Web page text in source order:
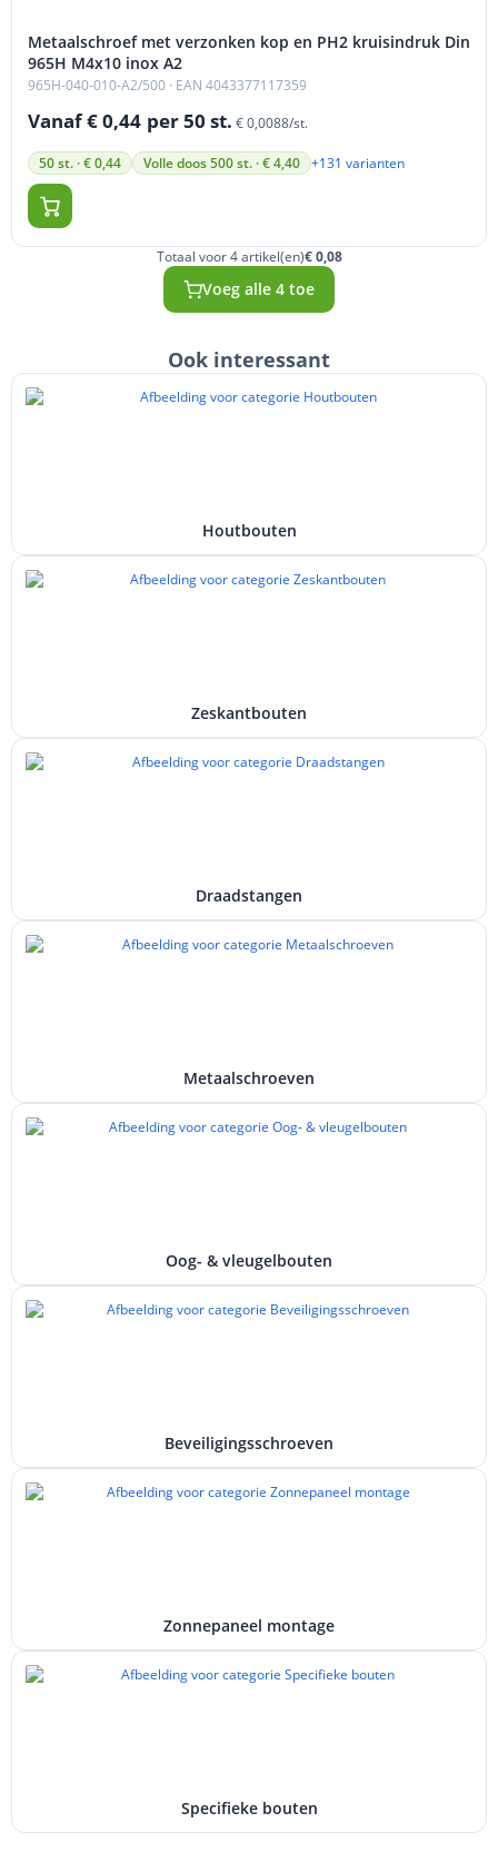
Metaalschroef met verzonken kop en PH2 kruisindruk Din
965H M4x10 inox A2
965H-040-010-A2/500 · EAN 4043377117359
Vanaf € 0,44 per 50 st. € 0,0088/st.
50 st. · € 0,44 Volle doos 500 st. · € 4,40 +131 varianten
Totaal voor 4 artikel(en)€ 0,08
Voeg alle 4 toe
Ook interessant
Houtbouten
Zeskantbouten
Draadstangen
Metaalschroeven
Oog- & vleugelbouten
Beveiligingsschroeven
Zonnepaneel montage
Specifieke bouten